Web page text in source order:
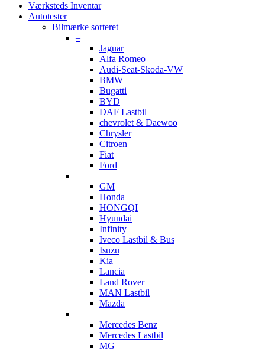
Værksteds Inventar
Autotester
Bilmærke sorteret
–
Jaguar
Alfa Romeo
Audi-Seat-Skoda-VW
BMW
Bugatti
BYD
DAF Lastbil
chevrolet & Daewoo
Chrysler
Citroen
Fiat
Ford
–
GM
Honda
HONGQI
Hyundai
Infinity
Iveco Lastbil & Bus
Isuzu
Kia
Lancia
Land Rover
MAN Lastbil
Mazda
–
Mercedes Benz
Mercedes Lastbil
MG